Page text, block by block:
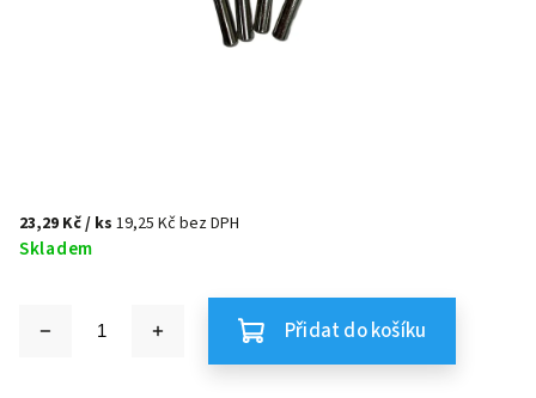
23,29 Kč/ ks 19,25 Kč bez DPH
Skladem
Přidat do košíku